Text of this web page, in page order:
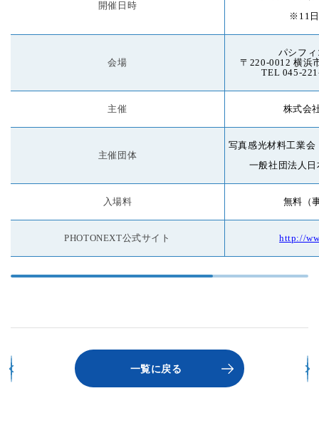
レザー系
標準表紙
スクールプリント 証明
開催日時
※11
会場
パシフ
〒220-0012 横浜
TEL 045-
主催 株式会
主催団体
写真感光材料工業
一般社団法人
入場料 無料（
PHOTONEXT公式サイト http://
一覧に戻る